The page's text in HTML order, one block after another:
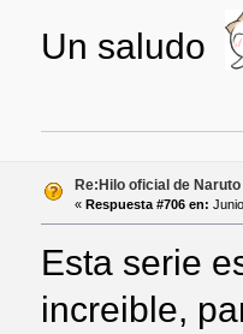
Un saludo
Re:Hilo oficial de
« Respuesta #706 en:
Esta serie
increible,